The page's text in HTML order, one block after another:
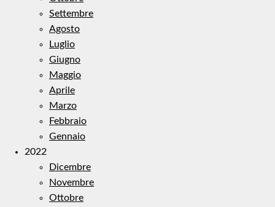
Settembre
Agosto
Luglio
Giugno
Maggio
Aprile
Marzo
Febbraio
Gennaio
2022
Dicembre
Novembre
Ottobre